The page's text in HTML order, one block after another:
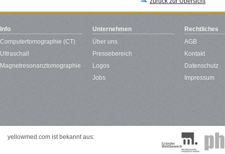
Info
Computertomographie (CT)
Ultraschall
Magnetresonanztomographie
Unternehmen
Über uns
Pressebereich
Logos
Jobs
Rechtliches
AGB
Kontakt
Datenschutz
Impressum
yellowmed.com ist bekannt aus: